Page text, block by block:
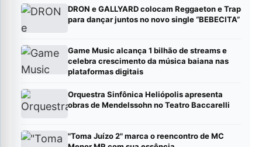
DRON e GALLYARD colocam Reggaeton e Trap
para dançar juntos no novo single “BEBECITA”
Game Music alcança 1 bilhão de streams e
celebra crescimento da música baiana nas
plataformas digitais
Orquestra Sinfônica Heliópolis apresenta
obras de Mendelssohn no Teatro Baccarelli
"Toma Juízo 2" marca o reencontro de MC